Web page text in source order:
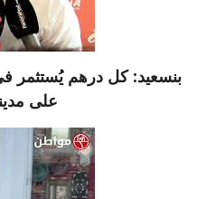
على